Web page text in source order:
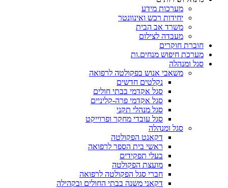
מערכות מידע
יחידות רכש ואינוונטר
משרד אב הבית
מעבדה לצילום
חוברת חוקרים
מערכת חיפוש מנחים.ות
סגל ומנהלה
משאבי אנוש בפקולטה לרפואה
נקלטים חדשים
סגל אקדמי בבתי חולים
סגל אקדמי פרה-קליניים
סגל מנהלי תקני
סגל עובדי מחקר ופרוייקט
סגל ומנהלה
דקאנט הפקולטה
ראשי בית הספר לרפואה
בעלי תפקידים
מועצת הפקולטה
חברי סגל הפקולטה לרפואה
דקאני משנה בבתי החולים ובקהילה